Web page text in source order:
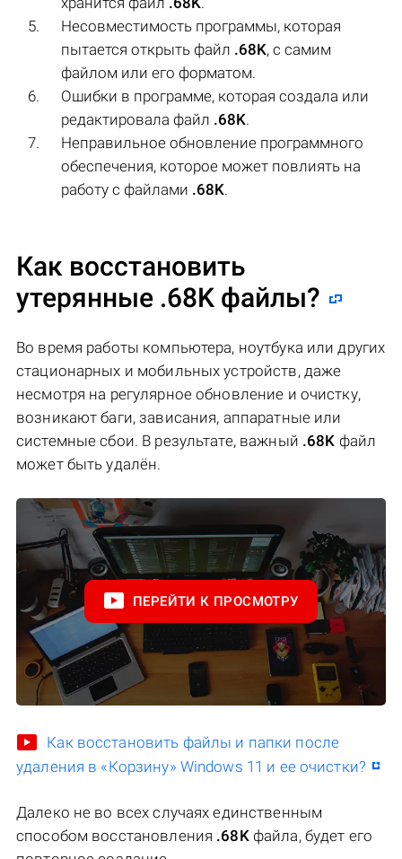
Несовместимость программы, которая
пытается открыть файл .68K, с самим
файлом или его форматом.
Ошибки в программе, которая создала или
редактировала файл .68K.
Неправильное обновление программного
обеспечения, которое может повлиять на
работу с файлами .68K.
Как восстановить
утерянные .68K файлы?
Во время работы компьютера, ноутбука или других
стационарных и мобильных устройств, даже
несмотря на регулярное обновление и очистку,
возникают баги, зависания, аппаратные или
системные сбои. В результате, важный .68K файл
может быть удалён.
ПЕРЕЙТИ К ПРОСМОТРУ
Как восстановить файлы и папки после
удаления в «Корзину» Windows 11 и ее очистки?
Далеко не во всех случаях единственным
способом восстановления .68Kфайла, будет его